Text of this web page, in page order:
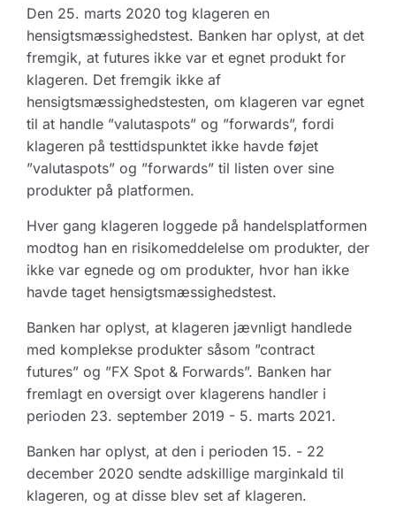
Den 25. marts 2020 tog klageren en
hensigtsmæssighedstest. Banken har oplyst, at det
fremgik, at futures ikke var et egnet produkt for
klageren. Det fremgik ikke af
hensigtsmæssighedstesten, om klageren var egnet
til at handle ”valutaspots” og ”forwards”, fordi
klageren på testtidspunktet ikke havde føjet
”valutaspots” og ”forwards” til listen over sine
produkter på platformen.
Hver gang klageren loggede på handelsplatformen
modtog han en risikomeddelelse om produkter, der
ikke var egnede og om produkter, hvor han ikke
havde taget hensigtsmæssighedstest.
Banken har oplyst, at klageren jævnligt handlede
med komplekse produkter såsom ”contract
futures” og ”FX Spot & Forwards”. Banken har
fremlagt en oversigt over klagerens handler i
perioden 23. september 2019 - 5. marts 2021.
Banken har oplyst, at den i perioden 15. - 22
december 2020 sendte adskillige marginkald til
klageren, og at disse blev set af klageren.